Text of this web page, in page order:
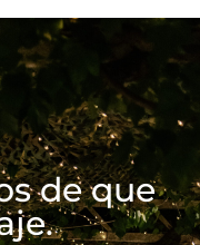
de que